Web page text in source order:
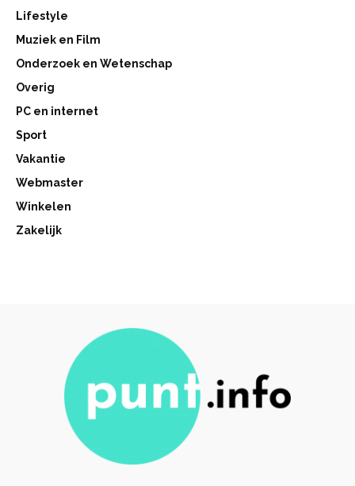
Lifestyle
Muziek en Film
Onderzoek en Wetenschap
Overig
PC en internet
Sport
Vakantie
Webmaster
Winkelen
Zakelijk